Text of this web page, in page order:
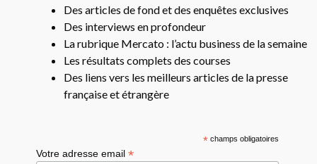
Des articles de fond et des enquêtes exclusives
Des interviews en profondeur
La rubrique Mercato : l’actu business de la semaine
Les résultats complets des courses
Des liens vers les meilleurs articles de la presse
française et étrangère
*champs obligatoires
Votre adresse email*